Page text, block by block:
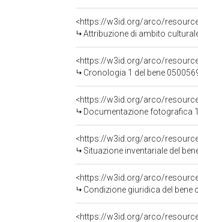
<https://w3id.org/arco/
Attribuzione di ambito
<https://w3id.org/arco/
Cronologia 1 del bene
<https://w3id.org/arco/
Documentazione fotografica
<https://w3id.org/arco/
Situazione inventariale del
<https://w3id.org/arco/
Condizione giuridica del bene
<https://w3id.org/arco/